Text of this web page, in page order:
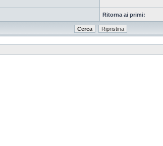
Ritorna ai primi: